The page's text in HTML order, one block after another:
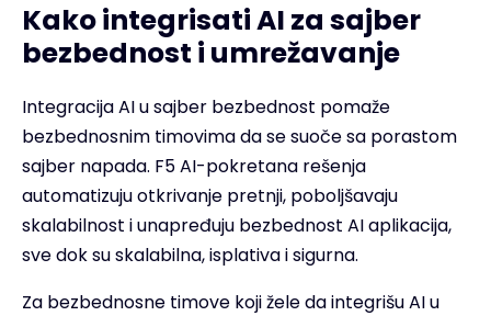
Kako integrisati AI za sajber
bezbednost i umrežavanje
Integracija AI u sajber bezbednost pomaže
bezbednosnim timovima da se suoče sa porastom
sajber napada. F5 AI-pokretana rešenja
automatizuju otkrivanje pretnji, poboljšavaju
skalabilnost i unapređuju bezbednost AI aplikacija,
sve dok su skalabilna, isplativa i sigurna.
Za bezbednosne timove koji žele da integrišu AI u